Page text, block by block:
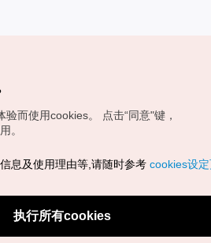
展局版权所有
而使用cookies。
点击“同意"键，
。
息及使用理由等,请随时参考 cookies设
执行所有cookies